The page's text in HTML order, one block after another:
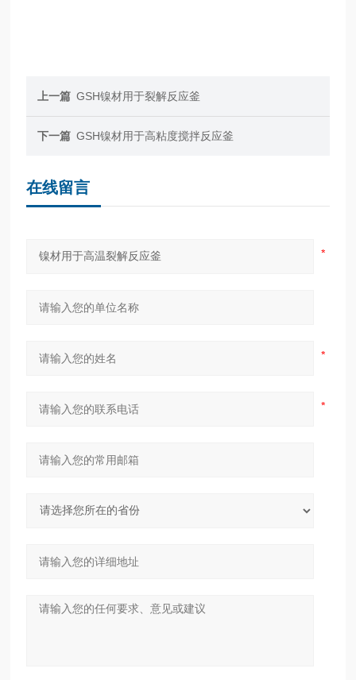
上一篇 GSH镍材用于裂解反应釜
下一篇 GSH镍材用于高粘度搅拌反应釜
在线留言